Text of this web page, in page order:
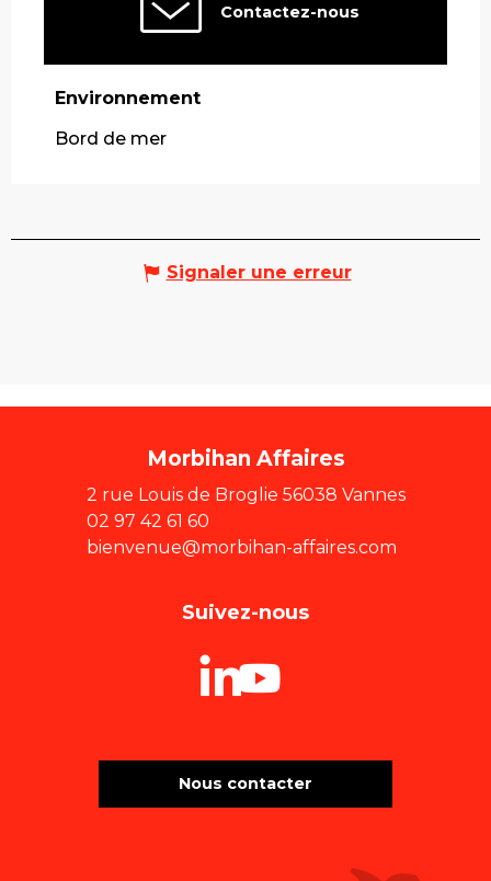
Contactez-nous
Environnement
Environnement
Bord de mer
Signaler une erreur
Morbihan Affaires
2 rue Louis de Broglie 56038 Vannes
02 97 42 61 60
bienvenue@morbihan-affaires.com
Nous contacter
Suivez-nous